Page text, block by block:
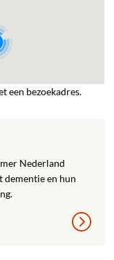
een bezoekadres.
Nederland
dementie en hun